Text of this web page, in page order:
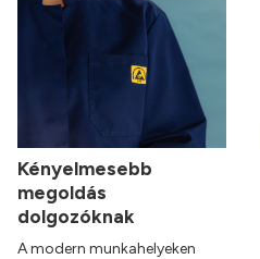
Kényelmesebb
megoldás
dolgozóknak
A modern munkahelyeken